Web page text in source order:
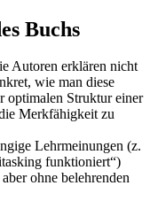
Buchs
Autoren erklären nicht
wie man diese
optimalen Struktur einer
Merkfähigkeit zu
Lehrmeinungen (z.
funktioniert“)
ohne belehrenden